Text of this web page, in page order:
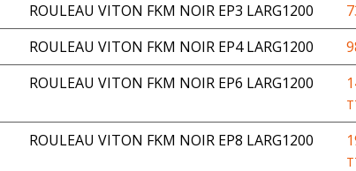
ROULEAU VITON FKM NOIR EP3 LARG1200
ROULEAU VITON FKM NOIR EP4 LARG1200
ROULEAU VITON FKM NOIR EP6 LARG1200
ROULEAU VITON FKM NOIR EP8 LARG1200